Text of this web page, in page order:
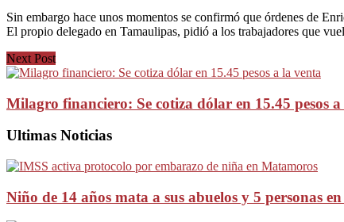
Sin embargo hace unos momentos se confirmó que órdenes de
El propio delegado en Tamaulipas, pidió a los trabajadores que
Next Post
Milagro financiero: Se cotiza dólar en 15.45 pesos
Ultimas Noticias
Niño de 14 años mata a sus abuelos y 5 personas